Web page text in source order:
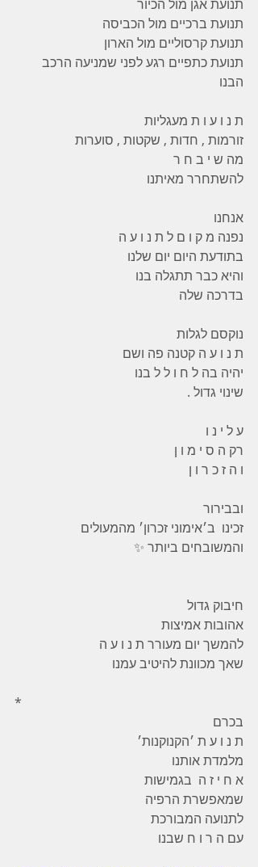
תנועת אגן מול הכיור
תנועת ברכיים מול הכביסה
תנועת קרסוליים מול הארון
תנועת כתפיים רגע לפני שמניעה הרכב
הבנו
ת נ ו ע ו ת מעגליות
זורמות , חדות , שקטות , סוערות
מה ש י ב ח ר
להשתחרר מאיתנו
אנחנו
נפנה מ ק ו ם ל ת נ ו ע ה
בתודעת היום יום שלנו
והיא כבר תתגלה בנו
בדרכה שלה
נוקסם לגלות
ת נ ו ע ה קטנה פה ושם
יהיה בה ל ח ו ל ל בנו
שינוי גדול .
ע ל י נ ו
רק ה ס י מ ו ן
ו ה ז כ ר ו ן
ובבירור
זכינו  ב׳אימוני זכרון׳ מהמעולים
והמשובחים ביותר ✨
חיבוק גדול
אהובות אמיצות
להמשך יום מעורר ת נ ו ע ה
שאך מכוונת להיטיב עמנו
*
בכרם
ת נ ו ע ת ׳הקנוקנות׳
מלמדת אותנו
א ח י ז ה  בגמישות
שמאפשרת הרפיה
לתנועה המבורכת
עם ה ר ו ח שבנו